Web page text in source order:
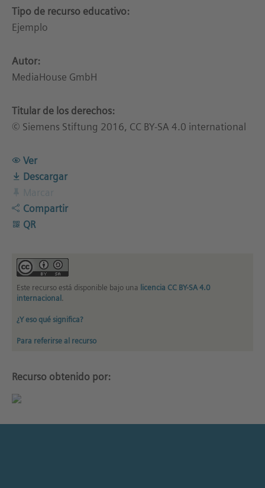
Tipo de recurso educativo:
Ejemplo
Autor:
MediaHouse GmbH
Titular de los derechos:
© Siemens Stiftung 2016, CC BY-SA 4.0 international
Ver
Descargar
Compartir
QR
Este recurso está disponible bajo una licencia CC BY-SA 4.0
internacional .
¿Y eso qué significa?
Para referirse al recurso
Recurso obtenido por: